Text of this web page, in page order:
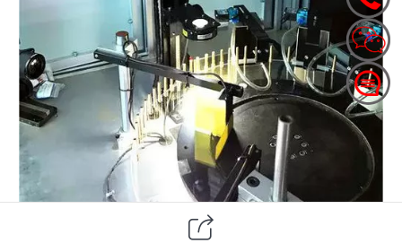
CCD视觉检测，用得最多的功能